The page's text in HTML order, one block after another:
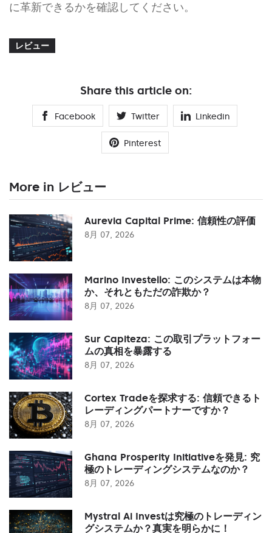
に革新できるかを確認してください。
レビュー
Share this article on:
Facebook Twitter Linkedin
Pinterest
More in レビュー
Aurevia Capital Prime: 信頼性の評価
8月 07, 2026
Marino Investello: このシステムは本物
か、それともただの詐欺か？
8月 07, 2026
Sur Capiteza: この取引プラットフォー
ムの真相を暴露する
8月 07, 2026
Cortex Tradeを探求する: 信頼できるト
レーディングパートナーですか？
8月 07, 2026
Ghana Prosperity Initiativeを発見: 究
極のトレーディングシステムなのか？
8月 07, 2026
Mystral Ai Investは究極のトレーディン
グシステムか？真実を明らかに！